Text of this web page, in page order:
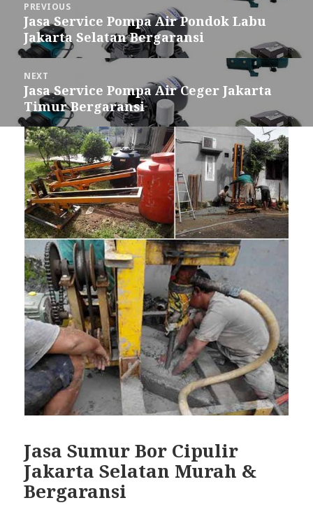
navigation
PREVIOUS
Previous
post:
Jasa Service Pompa Air Pondok Labu
Jakarta Selatan Bergaransi
NEXT
Next
post:
Jasa Service Pompa Air Ceger Jakarta
Timur Bergaransi
Jasa Sumur Bor Cipulir
Jakarta Selatan Murah &
Bergaransi